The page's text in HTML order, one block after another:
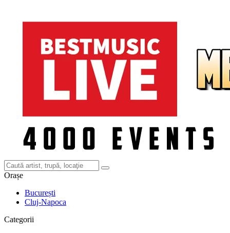
Orașe
București
Cluj-Napoca
Categorii